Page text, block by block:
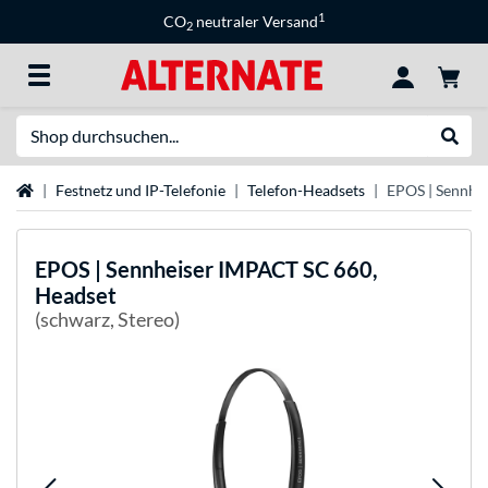
CO2 neutraler Versand1
StartseiteFestnetz und IP-Telefonie Telefon-Headsets EPOS |
EPOS | Sennheiser IMPACT SC 660,
Headset
(schwarz, Stereo)